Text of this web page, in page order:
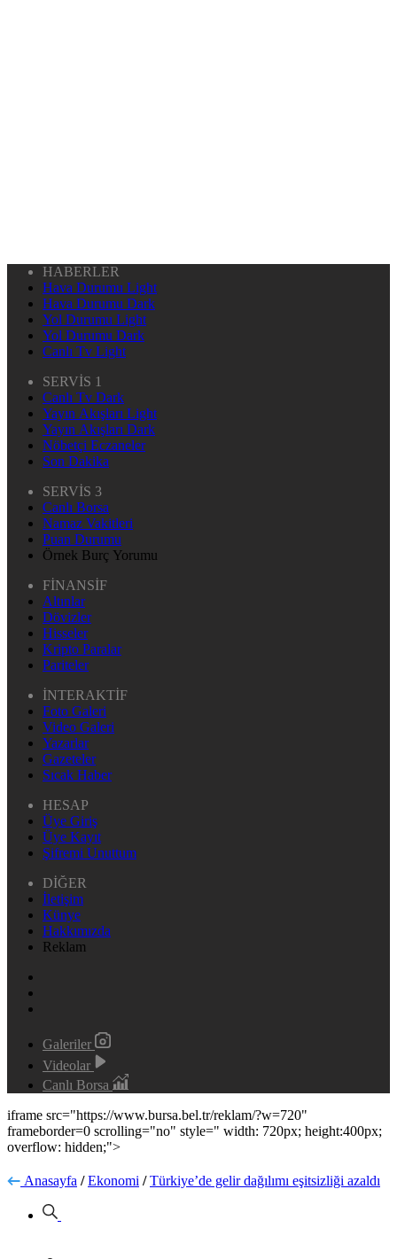
HABERLER
Hava Durumu Light
Hava Durumu Dark
Yol Durumu Light
Yol Durumu Dark
Canlı Tv Light
SERVİS 1
Canlı Tv Dark
Yayın Akışları Light
Yayın Akışları Dark
Nöbetçi Eczaneler
Son Dakika
SERVİS 3
Canlı Borsa
Namaz Vakitleri
Puan Durumu
Örnek Burç Yorumu
FİNANSİF
Altınlar
Dövizler
Hisseler
Kripto Paralar
Pariteler
İNTERAKTİF
Foto Galeri
Video Galeri
Yazarlar
Gazeteler
Sıcak Haber
HESAP
Üye Giriş
Üye Kayıt
Şifremi Unuttum
DİĞER
İletişim
Künye
Hakkımızda
Reklam
Galeriler
Videolar
Canlı Borsa
iframe src="https://www.bursa.bel.tr/reklam/?w=720"
frameborder=0 scrolling="no" style=" width: 720px; height:400px;
overflow: hidden;">
Anasayfa / Ekonomi / Türkiye’de gelir dağılımı eşitsizliği azaldı